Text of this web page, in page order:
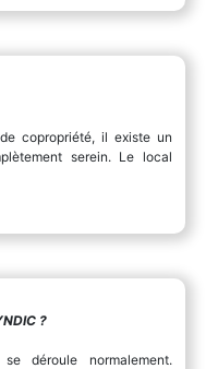
copropriété, il existe un
serein. Le local
?
déroule normalement.